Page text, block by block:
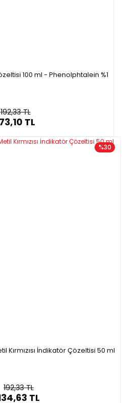
100 ml - Phenolphtalein %1
192,33 TL
TL
%30
Kırmızısı İndikatör Çözeltisi 50 ml
192,33 TL
TL